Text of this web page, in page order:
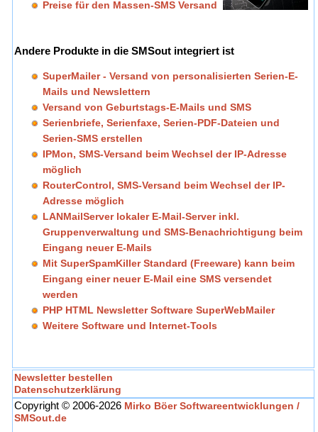
Preise für den Massen-SMS Versand
Andere Produkte in die SMSout integriert ist
SuperMailer - Versand von personalisierten Serien-E-
Mails und Newslettern
Versand von Geburtstags-E-Mails und SMS
Serienbriefe, Serienfaxe, Serien-PDF-Dateien und
Serien-SMS erstellen
IPMon, SMS-Versand beim Wechsel der IP-Adresse
möglich
RouterControl, SMS-Versand beim Wechsel der IP-
Adresse möglich
LANMailServer lokaler E-Mail-Server inkl.
Gruppenverwaltung und SMS-Benachrichtigung beim
Eingang neuer E-Mails
Mit SuperSpamKiller Standard (Freeware) kann beim
Eingang einer neuer E-Mail eine SMS versendet
werden
PHP HTML Newsletter Software SuperWebMailer
Weitere Software und Internet-Tools
Newsletter bestellen
Datenschutzerklärung
Copyright © 2006-2026 Mirko Böer Softwareentwicklungen /
SMSout.de